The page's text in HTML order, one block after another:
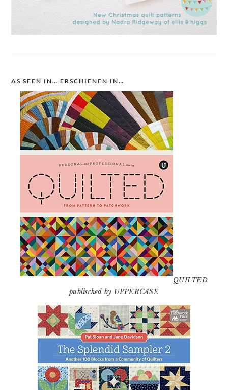
AS SEEN IN… ERSCHIENEN IN…
QUILTED
publisched by UPPERCASE